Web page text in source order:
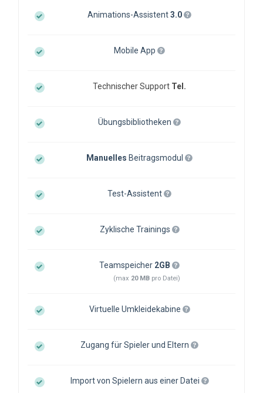
Animations-Assistent3.0
Mobile App
Technischer Support Tel.
Übungsbibliotheken
Manuelles Beitragsmodul
Test-Assistent
Zyklische Trainings
Teamspeicher 2GB
(max 20 MBpro Datei)
Virtuelle Umkleidekabine
Zugang für Spieler und Eltern
Import von Spielern aus einer Datei